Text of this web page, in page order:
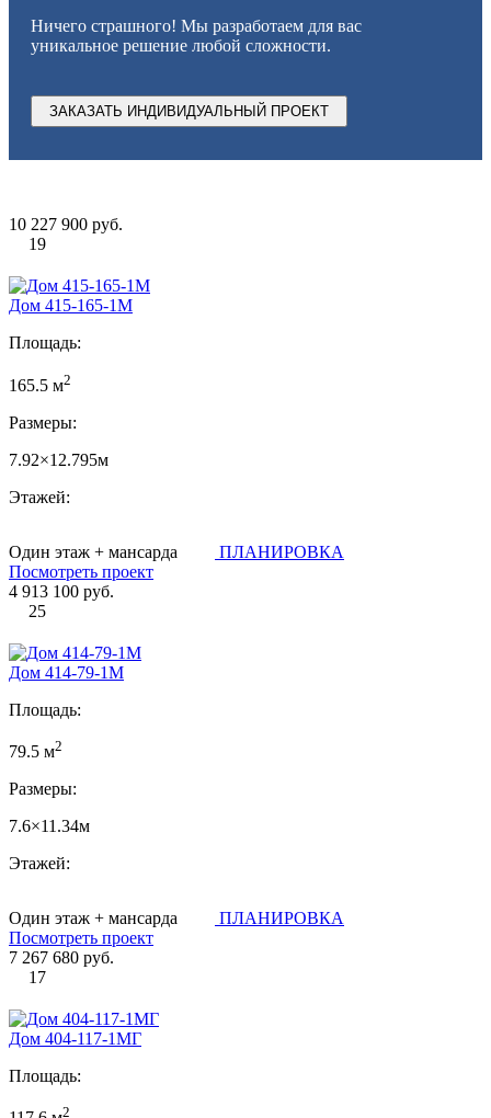
Ничего страшного! Мы разработаем для вас
уникальное решение любой сложности.
ЗАКАЗАТЬ ИНДИВИДУАЛЬНЫЙ ПРОЕКТ
10 227 900 руб.
19
Дом 415-165-1М
Площадь:
165.5 м2
Размеры:
7.92×12.795м
Этажей:
Один этаж + мансарда
ПЛАНИРОВКА
Посмотреть проект
4 913 100 руб.
25
Дом 414-79-1М
Площадь:
79.5 м2
Размеры:
7.6×11.34м
Этажей:
Один этаж + мансарда
ПЛАНИРОВКА
Посмотреть проект
7 267 680 руб.
17
Дом 404-117-1МГ
Площадь:
2